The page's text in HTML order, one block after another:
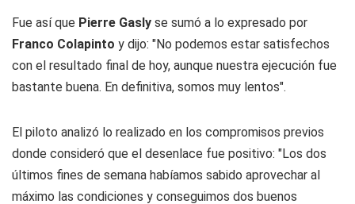
Fue así que Pierre Gasly se sumó a lo expresado por
Franco Colapinto y dijo: "No podemos estar satisfechos
con el resultado final de hoy, aunque nuestra ejecución fue
bastante buena. En definitiva, somos muy lentos".
El piloto analizó lo realizado en los compromisos previos
donde consideró que el desenlace fue positivo: "Los dos
últimos fines de semana habíamos sabido aprovechar al
máximo las condiciones y conseguimos dos buenos